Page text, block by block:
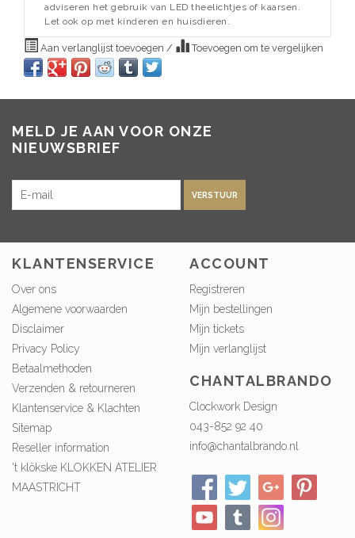
adviseren het gebruik van LED theelichtjes of kaarsen.
Let ook op met kinderen en huisdieren.
Aan verlanglijst toevoegen / Toevoegen om te vergelijken
MELD JE AAN VOOR ONZE
NIEUWSBRIEF
VERSTUUR
KLANTENSERVICE
Over ons
Algemene voorwaarden
Disclaimer
Privacy Policy
Betaalmethoden
Verzenden & retourneren
Klantenservice & Klachten
Sitemap
Reseller information
't klökske KLOKKEN ATELIER
MAASTRICHT
ACCOUNT
Registreren
Mijn bestellingen
Mijn tickets
Mijn verlanglijst
CHANTALBRANDO
Clockwork Design
043-852 92 40
info@chantalbrando.nl